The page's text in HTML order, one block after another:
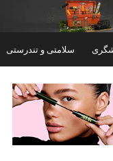
سلامتی و تندرستی